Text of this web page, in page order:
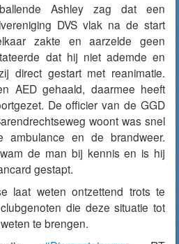
Ashley zag dat een
DVS vlak na de start
zakte en aarzelde geen
dat hij niet ademde en
direct gestart met reanimatie.
AED gehaald, daarmee heeft
De officier van de GGD
woont was snel
ambulance en de brandweer.
de man bij kennis en is hij
gestapt.
laat weten ontzettend trots te
die deze situatie tot
te brengen.